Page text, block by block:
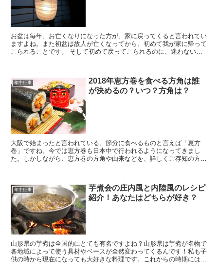
お盆は毎年、お亡くなりになった方が、家に戻ってくると言われてい
ますよね。また初盆は故人が亡くなってから、初めて我が家に帰って
こられることです。 そして初めて戻ってこられるのに、迷わないよ
年中行事
2018年恵方巻を食べる方角は誰
が決めるの？いつ？方角は？
大阪で始まったと言われている、節分に食べるものと言えば「恵方
巻」ですね。今では恵方巻も日本中で行われるようになってきまし
た。しかしながら、恵方巻の方角や由来などを、詳しくご存知の方は
年中行事
芋煮会の庄内風と内陸風のレシピ
紹介！あなたはどちらが好き？
山形県の芋煮は全国的にとても有名ですよね？山形県は芋煮が名物で
各地域によって使う具材やベースが全然変わってくるんです！私も子
供の時から現在になっても大好きな料理です。これからの時期には芋